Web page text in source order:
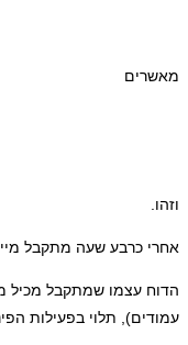
כרבע שעה מתקבל מייל עם
עצמו שמתקבל מכיל
תלוי בפעילות